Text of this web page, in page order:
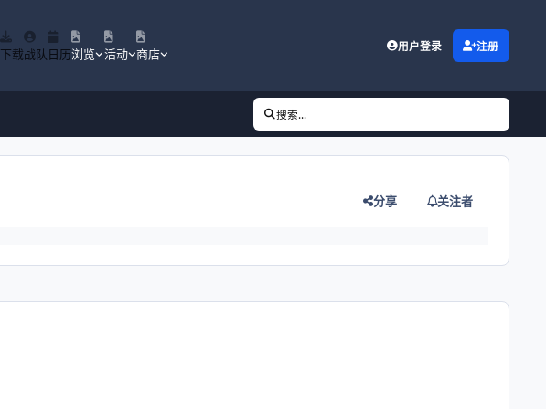
下载战队 日历浏览 活动 商店
用户登录 注册
搜索...
分享 关注者